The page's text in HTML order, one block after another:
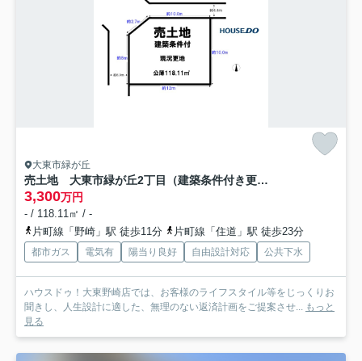
大東市緑が丘
売土地 大東市緑が丘2丁目（建築条件付き更地）
3,300万円
- / 118.11㎡ / -
片町線「野崎」駅 徒歩11分
片町線「住道」駅 徒歩23分
都市ガス 電気有 陽当り良好 自由設計対応 公共下水
ハウスドゥ！大東野崎店では、お客様のライフスタイル等をじっくりお
聞きし、人生設計に適した、無理のない返済計画をご提案させ... もっと
見る